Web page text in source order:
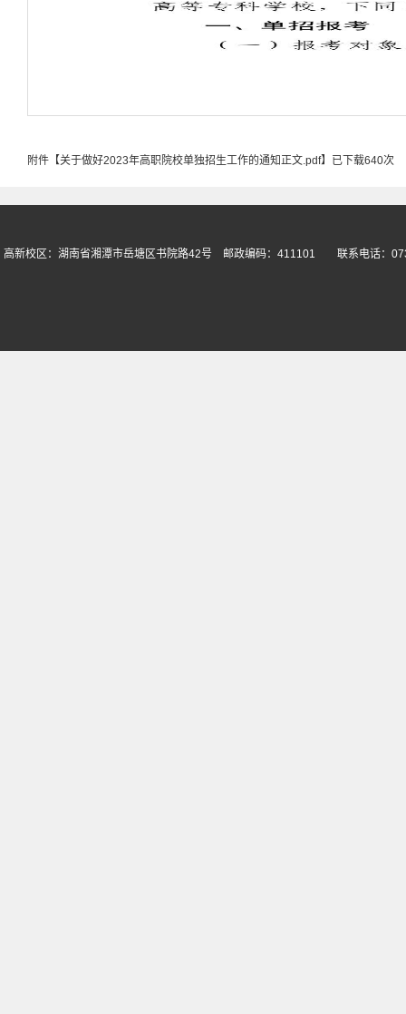
附件【关于做好2023年高职院校单独招生工作的通知正文.pdf】已下载640次
高新校区：湖南省湘潭市岳塘区书院路42号 邮政编码：411101 联系电话：